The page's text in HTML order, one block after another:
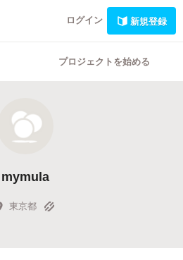
ログイン 新規登録
プロジェクトを始める
mymula
東京都